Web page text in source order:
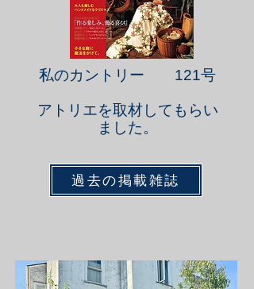
私のカントリー 121号
アトリエを取材してもらい
ました。
過去の掲載雑誌